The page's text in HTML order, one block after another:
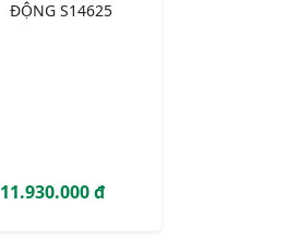
ĐỘNG S14625
11.930.000 đ